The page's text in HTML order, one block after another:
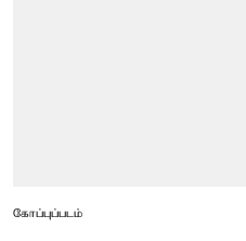
கோப்புப்படம்